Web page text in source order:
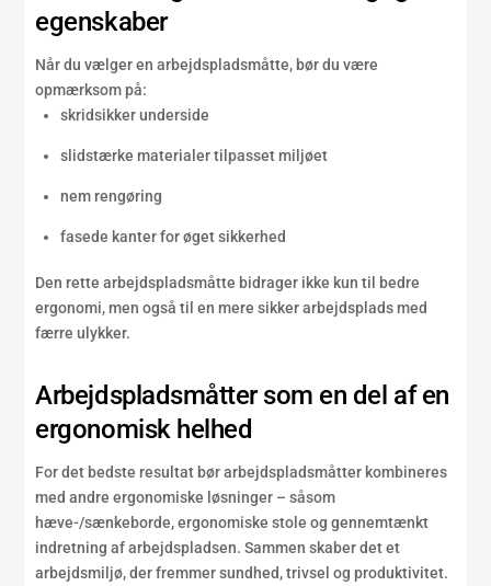
egenskaber
Når du vælger en arbejdspladsmåtte, bør du være
opmærksom på:
skridsikker underside
slidstærke materialer tilpasset miljøet
nem rengøring
fasede kanter for øget sikkerhed
Den rette arbejdspladsmåtte bidrager ikke kun til bedre
ergonomi, men også til en mere sikker arbejdsplads med
færre ulykker.
Arbejdspladsmåtter som en del af en
ergonomisk helhed
For det bedste resultat bør arbejdspladsmåtter kombineres
med andre ergonomiske løsninger – såsom
hæve-/sænkeborde, ergonomiske stole og gennemtænkt
indretning af arbejdspladsen. Sammen skaber det et
arbejdsmiljø, der fremmer sundhed, trivsel og produktivitet.